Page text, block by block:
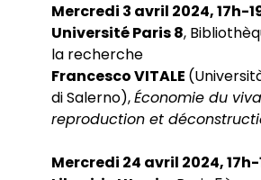
Mercredi 3 avril 2024, 17h-
Université Paris 8,
la recherche
Francesco VITALE
di Salerno),Économie du
reproduction et
Mercredi 24 avril 2024, 17h-